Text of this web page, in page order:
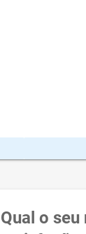
Qual o seu